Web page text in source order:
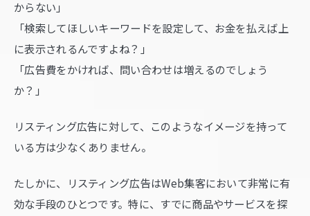
からない」
「検索してほしいキーワードを設定して、お金を払えば上
に表示されるんですよね？」
「広告費をかければ、問い合わせは増えるのでしょう
か？」
リスティング広告に対して、このようなイメージを持って
いる方は少なくありません。
たしかに、リスティング広告はWeb集客において非常に有
効な手段のひとつです。特に、すでに商品やサービスを探